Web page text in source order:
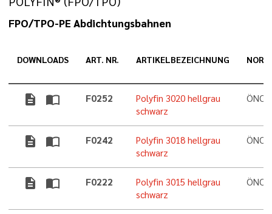
FPO/TPO-PE Abdichtungsbahnen
DOWNLOADS ART. NR. ARTIKELBEZEICHNUNG
description import_contacts F0252
Polyfin 3020 hellgrau
schwarz
description import_contacts F0242
Polyfin 3018 hellgrau
schwarz
description import_contacts F0222
Polyfin 3015 hellgrau
schwarz